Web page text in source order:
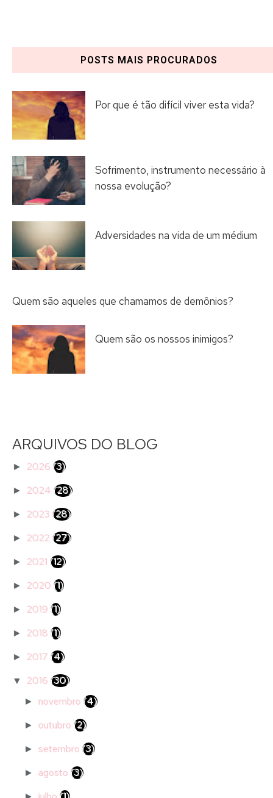
POSTS MAIS PROCURADOS
Por que é tão difícil viver esta vida?
Sofrimento, instrumento necessário à
nossa evolução?
Adversidades na vida de um médium
Quem são aqueles que chamamos de demônios?
Quem são os nossos inimigos?
ARQUIVOS DO BLOG
► 2026 (3)
► 2024 (28)
► 2023 (28)
► 2022 (27)
► 2021 (12)
► 2020 (1)
► 2019 (1)
► 2018 (1)
► 2017 (4)
▼ 2016 (30)
►novembro(4)
► outubro(2)
► setembro(3)
► agosto(3)